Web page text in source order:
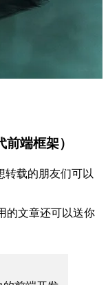
端框架）
转载的朋友们可以
的文章还可以送你